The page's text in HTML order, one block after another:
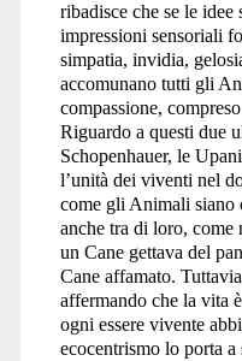
ribadisce che se le
impressioni sensoriali
simpatia, invidia,
accomunano tutti gli
compassione,
Riguardo a questi due
Schopenhauer, le
l’unità dei viventi nel
come gli Animali siano
anche tra di loro, come
un Cane gettava del
Cane affamato.
affermando che la vita
ogni essere vivente
ecocentrismo lo porta a